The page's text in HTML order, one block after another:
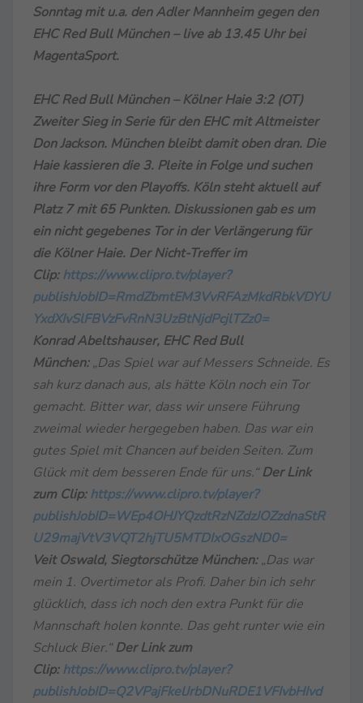
Sonntag mit u.a. den Adler Mannheim gegen den
EHC Red Bull München – live ab 13.45 Uhr bei
MagentaSport.
EHC Red Bull München – Kölner Haie 3:2 (OT)
Zweiter Sieg in Serie für den EHC mit Altmeister
Don Jackson. München bleibt damit oben dran. Die
Haie kassieren die 3. Pleite in Folge und suchen
ihre Form vor den Playoffs. Köln steht aktuell auf
Platz 7 mit 65 Punkten. Diskussionen gab es um
ein nicht gegebenes Tor in der Verlängerung für
die Kölner Haie. Der Nicht-Treffer im
Clip:https://www.clipro.tv/player?
publishJobID=RmdZbmtEM3VvRFAzMkdRbkVDYU
YxdXIvSlFBVzFvRnN3UzBtNjdPcjlTZz0=
Konrad Abeltshauser, EHC Red Bull
München:„Das Spiel war auf Messers Schneide. Es
sah kurz danach aus, als hätte Köln noch ein Tor
gemacht. Bitter war, dass wir unsere Führung
zweimal wieder hergegeben haben. Das war ein
gutes Spiel mit Chancen auf beiden Seiten. Zum
Glück mit dem besseren Ende für uns.“ Der Link
zum Clip:https://www.clipro.tv/player?
publishJobID=WEp4OHJYQzdtRzNZdzJOZzdnaStR
U29majVtV3VQT2hjTU5MTDIxOGszND0=
Veit Oswald, Siegtorschütze München:„Das war
mein 1. Overtimetor als Profi. Daher bin ich sehr
glücklich, dass ich noch den extra Punkt für die
Mannschaft holen konnte. Das geht runter wie ein
Schluck Bier.“ Der Link zum
Clip:https://www.clipro.tv/player?
publishJobID=Q2VPajFkelJrbDNuRDE1VFIvbHIvd